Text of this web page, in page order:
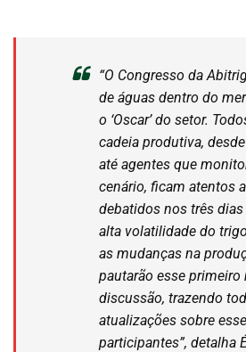
“O Congresso da
de águas dentro do
o ‘Oscar’ do setor.
cadeia produtiva,
até agentes que
cenário, ficam atentos
debatidos nos três dias
alta volatilidade do
as mudanças na
pautarão esse
discussão, trazendo
atualizações sobre
participantes”, detalha